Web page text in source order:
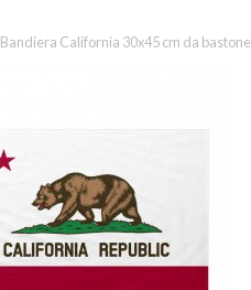
Bandiera California 30x45 cm da bastone